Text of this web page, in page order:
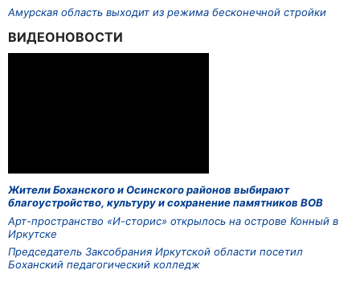
Амурская область выходит из режима бесконечной стройки
ВИДЕОНОВОСТИ
Жители Боханского и Осинского районов выбирают
благоустройство, культуру и сохранение памятников ВОВ
Арт-пространство «И-сторис» открылось на острове Конный в
Иркутске
Председатель Заксобрания Иркутской области посетил
Боханский педагогический колледж